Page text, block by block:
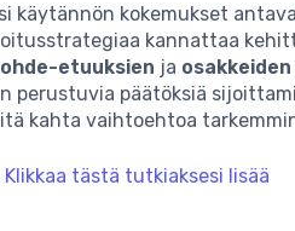
käytännön kokemukset
kannattaa
etuuksien ja osakkeiden
perustuvia päätöksiä
kahta vaihtoehtoa
Klikkaa tästä tutkiaksesi lisää